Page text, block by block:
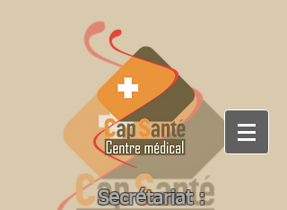
Secrétariat :